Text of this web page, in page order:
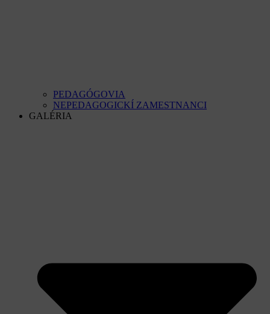
PEDAGÓGOVIA
NEPEDAGOGICKÍ ZAMESTNANCI
GALÉRIA